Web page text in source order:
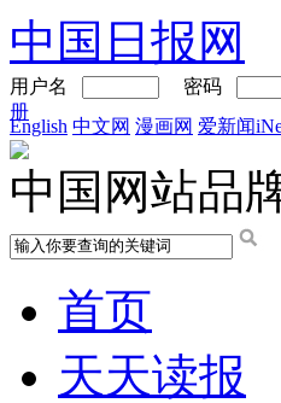
中国日报网
用户名 密码
册
English 中文网 漫画网 爱新闻
中国网站品
首页
天天读报